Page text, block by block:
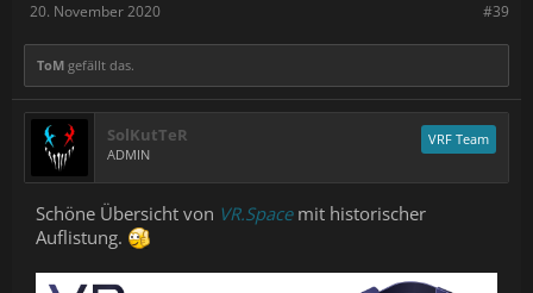
#39
20. November 2020
ToM gefällt das.
SolKutTeR
ADMIN
VRF Team
Schöne Übersicht von VR.Spacemit historischer
Auflistung.